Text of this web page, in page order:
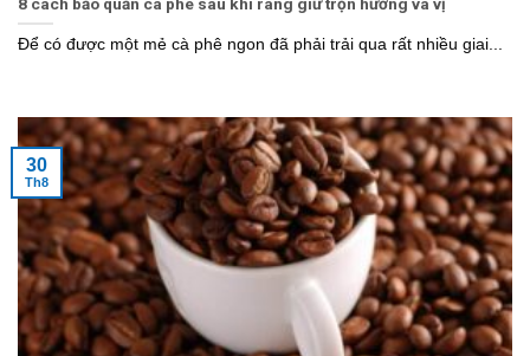
Để có được một mẻ cà phê ngon đã phải trải qua rất nhiều giai...
30
Th8